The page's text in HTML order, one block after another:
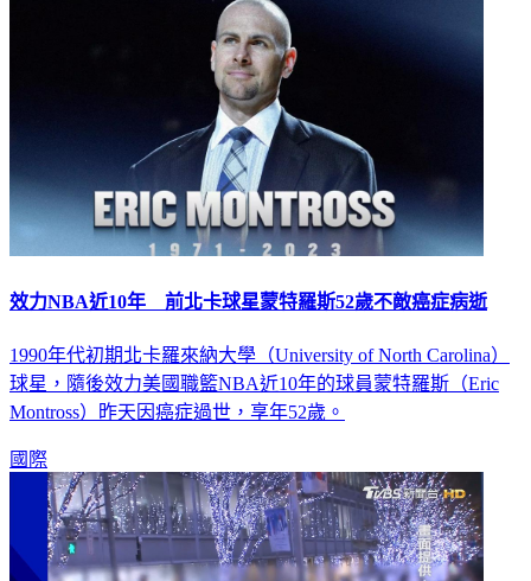
效力NBA近10年 前北卡球星蒙特羅斯52歲不敵癌症病逝
1990年代初期北卡羅來納大學（University of North Carolina）
球星，隨後效力美國職籃NBA近10年的球員蒙特羅斯（Eric
Montross）昨天因癌症過世，享年52歲。
國際